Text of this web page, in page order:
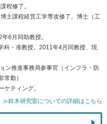
程修了。
士課程経営工学専攻修了。博士（工
6月同助教授。
科・准教授。2011年4月同教授、現
ン推進事務局参事官（インフラ・防
常勤）
ケティング。
≫鈴木研究室についての詳細はこちら